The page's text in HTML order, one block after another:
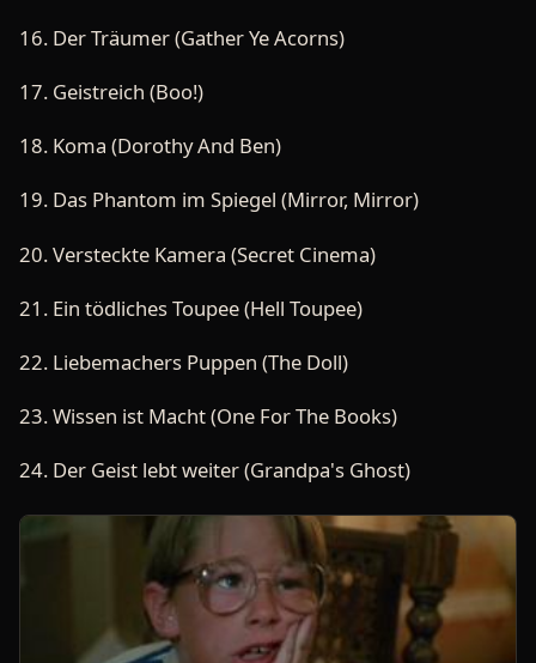
16. Der Träumer (Gather Ye Acorns)
17. Geistreich (Boo!)
18. Koma (Dorothy And Ben)
19. Das Phantom im Spiegel (Mirror, Mirror)
20. Versteckte Kamera (Secret Cinema)
21. Ein tödliches Toupee (Hell Toupee)
22. Liebemachers Puppen (The Doll)
23. Wissen ist Macht (One For The Books)
24. Der Geist lebt weiter (Grandpa's Ghost)